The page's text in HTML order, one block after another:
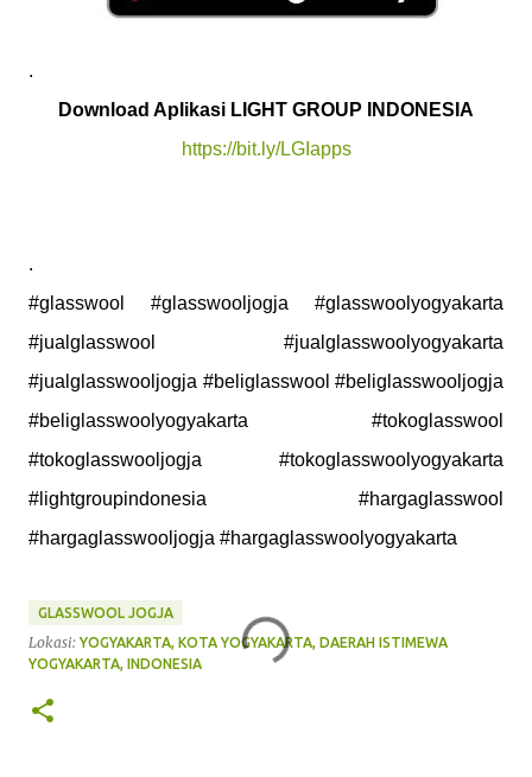
.
Download Aplikasi LIGHT GROUP INDONESIA
https://bit.ly/LGIapps
.
#glasswool #glasswooljogja #glasswoolyogyakarta
#jualglasswool #jualglasswoolyogyakarta
#jualglasswooljogja #beliglasswool #beliglasswooljogja
#beliglasswoolyogyakarta #tokoglasswool
#tokoglasswooljogja #tokoglasswoolyogyakarta
#lightgroupindonesia #hargaglasswool
#hargaglasswooljogja #hargaglasswoolyogyakarta
GLASSWOOL JOGJA
Lokasi: YOGYAKARTA, KOTA YOGYAKARTA, DAERAH ISTIMEWA
YOGYAKARTA, INDONESIA